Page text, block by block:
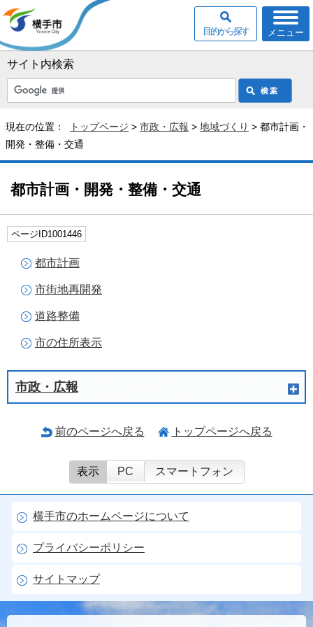
サイト内検索
メニュー
目的から探す
現在の位置： トップページ > 市政・広報 > 地域づくり > 都市計画・
開発・整備・交通
都市計画・開発・整備・交通
ページID1001446
都市計画
市街地再開発
道路整備
市の住所表示
市政・広報
前のページへ戻る トップページへ戻る
表示 PC スマートフォン
横手市のホームページについて
プライバシーポリシー
サイトマップ